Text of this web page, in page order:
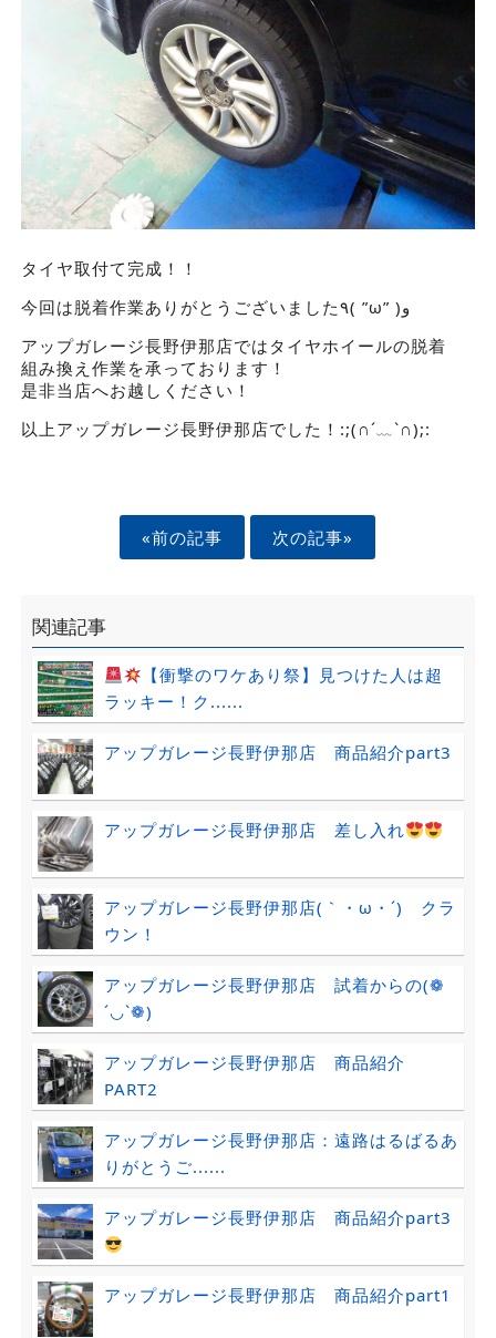
タイヤ取付て完成！！
今回は脱着作業ありがとうございました٩( ”ω” )و
アップガレージ長野伊那店ではタイヤホイールの脱着
組み換え作業を承っております！
是非当店へお越しください！
以上アップガレージ長野伊那店でした！:;(∩´﹏`∩);:
«前の記事 次の記事»
関連記事
【衝撃のワケあり祭】見つけた人は超
ラッキー！ク......
アップガレージ長野伊那店 商品紹介part3
アップガレージ長野伊那店 差し入れ
アップガレージ長野伊那店(｀・ω・´)ゞクラ
ウン！
アップガレージ長野伊那店 試着からの(❁
´◡`❁)
アップガレージ長野伊那店 商品紹介
PART2
アップガレージ長野伊那店：遠路はるばるあ
りがとうご......
アップガレージ長野伊那店 商品紹介part3
アップガレージ長野伊那店 商品紹介part1